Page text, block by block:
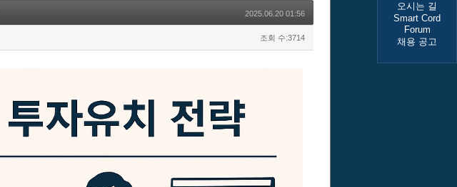
2025.06.20 01:56
조회 수:3714
오시는 길
Smart Cord
Forum
채용 공고